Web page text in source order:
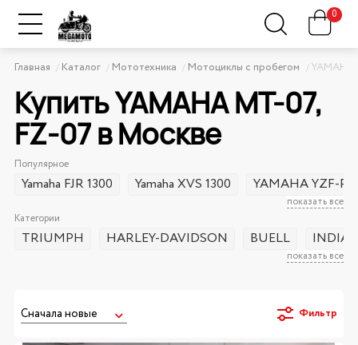
0
Главная Каталог Мототехника Мотоциклы с пробегом YAMAHA
Купить YAMAHA MT-07,
FZ-07 в Москве
Популярное
показать все
Yamaha FJR 1300 Yamaha XVS 1300 YAMAHA YZF-R3
Категории
показать все
TRIUMPH HARLEY-DAVIDSON BUELL
Фильтр